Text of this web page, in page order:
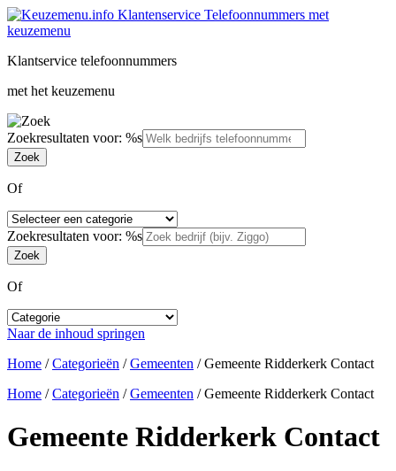
Klantservice telefoonnummers
met het keuzemenu
Zoekresultaten voor: %s
Of
Zoekresultaten voor: %s
Of
Naar de inhoud springen
Home /Categorieën /Gemeenten /Gemeente Ridderkerk Contact
Home /Categorieën /Gemeenten /Gemeente Ridderkerk Contact
Gemeente Ridderkerk Contact